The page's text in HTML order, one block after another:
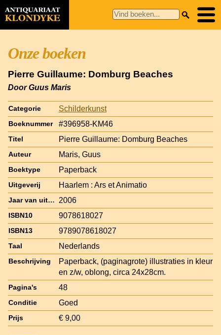
Onze boeken
Pierre Guillaume: Domburg Beaches
Door Guus Maris
Categorie Schilderkunst
Boeknummer #396958-KM46
Titel Pierre Guillaume: Domburg Beaches
Auteur Maris, Guus
Boektype Paperback
Uitgeverij Haarlem : Ars et Animatio
Jaar van uitgave 2006
ISBN10 9078618027
ISBN13 9789078618027
Taal Nederlands
Beschrijving
Paperback, (paginagrote) illustraties in kleur
en z/w, oblong, circa 24x28cm.
Pagina's 48
Conditie Goed
Prijs € 9,00